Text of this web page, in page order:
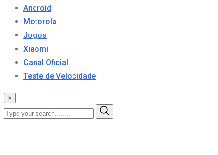
Android
Motorola
Jogos
Xiaomi
Canal Oficial
Teste de Velocidade
×